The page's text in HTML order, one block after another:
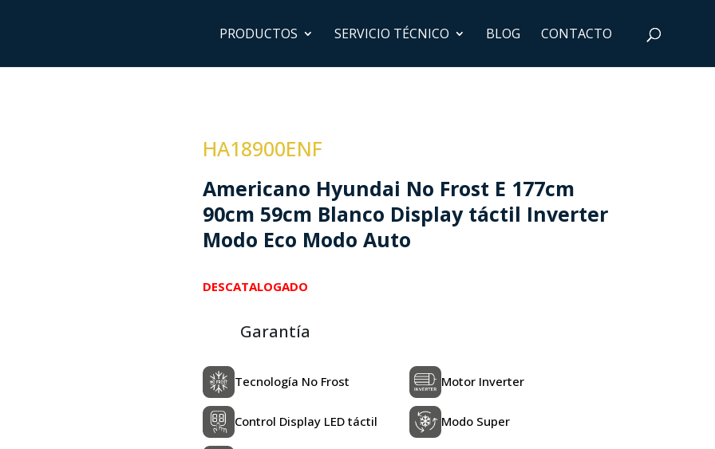
PRODUCTOS SERVICIO TÉCNICO BLOG CONTACTO
HA18900ENF
Americano Hyundai No Frost E 177cm
90cm 59cm Blanco Display táctil Inverter
Modo Eco Modo Auto
DESCATALOGADO
Garantía
Tecnología No Frost Motor Inverter
Control Display LED táctil Modo Super